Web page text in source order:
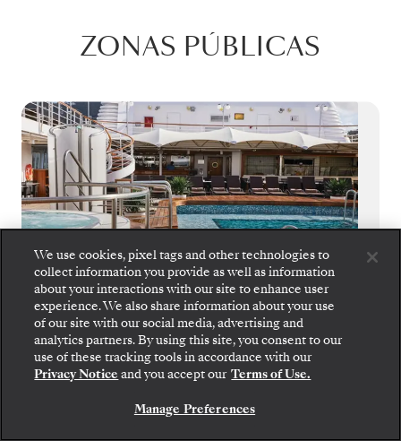
ZONAS PÚBLICAS
Cubierta De La Piscina
Lujo y confort. Disfrute de la relajante
Suba a bordo: elija su suite y revise las tarifas y los
servicios incluidos antes de confirmar de forma
segura su viaje con Silversea.
RESERVE SU SUITE
We use cookies, pixel tags and other technologies to
collect information you provide as well as information
about your interactions with our site to enhance user
experience. We also share information about your use
of our site with our social media, advertising and
analytics partners. By using this site, you consent to our
use of these tracking tools in accordance with our
Privacy Notice and you accept our Terms of Use.
Manage Preferences